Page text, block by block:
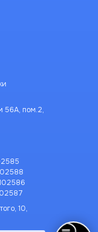
56А, пом.2,
10,